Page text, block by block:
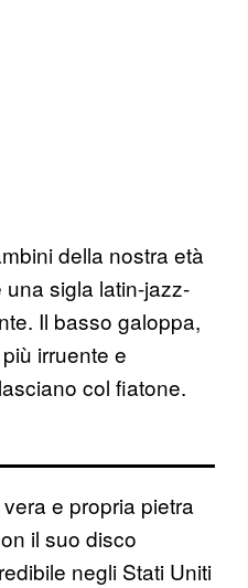
della nostra età
una sigla latin-jazz-
Il basso galoppa,
irruente e
col fiatone.
e propria pietra
il suo disco
negli Stati Uniti